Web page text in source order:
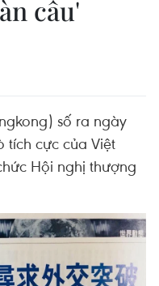
cầu'
số ra ngày
cực của Việt
Hội nghị thượng